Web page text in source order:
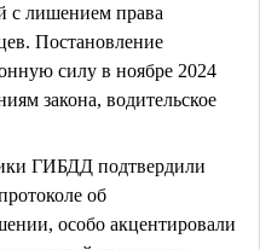
с лишением права
Постановление
силу в ноябре 2024
закона, водительское
ГИБДД подтвердили
об
особо акцентировали